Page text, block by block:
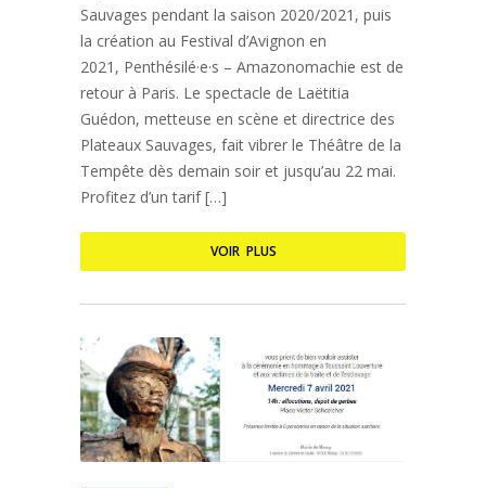
Sauvages pendant la saison 2020/2021, puis
la création au Festival d’Avignon en
2021, Penthésilé·e·s – Amazonomachie est de
retour à Paris. Le spectacle de Laëtitia
Guédon, metteuse en scène et directrice des
Plateaux Sauvages, fait vibrer le Théâtre de la
Tempête dès demain soir et jusqu’au 22 mai.
Profitez d’un tarif […]
VOIR PLUS